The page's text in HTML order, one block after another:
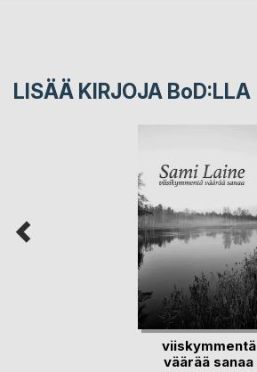
LISÄÄ KIRJOJA BoD:LLA
viiskymmentä
väärää sanaa